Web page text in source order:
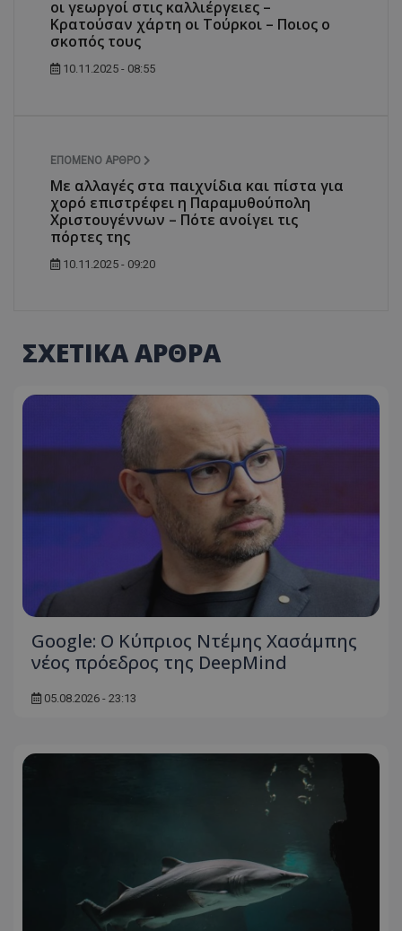
οι γεωργοί στις καλλιέργειες –
Κρατούσαν χάρτη οι Τούρκοι – Ποιος ο
σκοπός τους
10.11.2025 - 08:55
ΕΠΌΜΕΝΟ ΆΡΘΡΟ
Με αλλαγές στα παιχνίδια και πίστα για
χορό επιστρέφει η Παραμυθούπολη
Χριστουγέννων – Πότε ανοίγει τις
πόρτες της
10.11.2025 - 09:20
ΣΧΕΤΙΚΑ ΑΡΘΡΑ
Google: Ο Κύπριος Ντέμης Χασάμπης
νέος πρόεδρος της DeepMind
05.08.2026 - 23:13